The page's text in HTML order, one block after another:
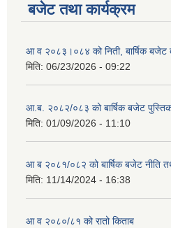
बजेट तथा कार्यक्रम
आ व २०८३।०८४ को निती, बार्षिक बजेट
मिति: 06/23/2026 - 09:22
आ.ब. २०८२/०८३ को बार्षिक बजेट
मिति: 01/09/2026 - 11:10
आ ब २०८१/०८२ को बार्षिक बजेट नीति
मिति: 11/14/2024 - 16:38
आ व २०८०/८१ को रातो किताब